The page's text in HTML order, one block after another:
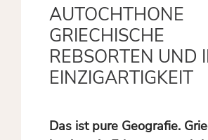
AUTOCHTHONE
GRIECHISCHE
REBSORTEN UND
EINZIGARTIGKEIT
Das ist pure Geografie.